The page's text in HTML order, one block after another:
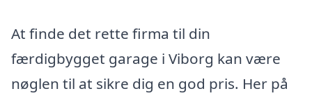
At finde det rette firma til din
færdigbygget garage i Viborg kan være
nøglen til at sikre dig en god pris. Her på